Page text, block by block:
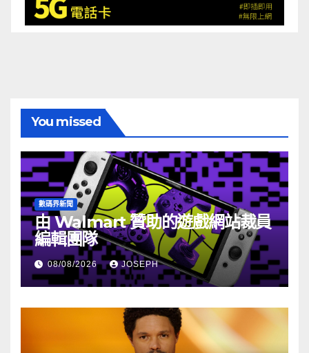
You missed
數碼界新聞
由 Walmart 贊助的遊戲網站裁員
編輯團隊
08/08/2026 JOSEPH